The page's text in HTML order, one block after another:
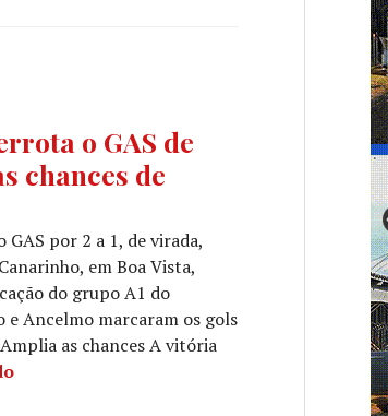
o GAS de
chances de
por 2 a 1, de virada,
em Boa Vista,
do grupo A1 do
e Ancelmo marcaram os gols
as chances A vitória